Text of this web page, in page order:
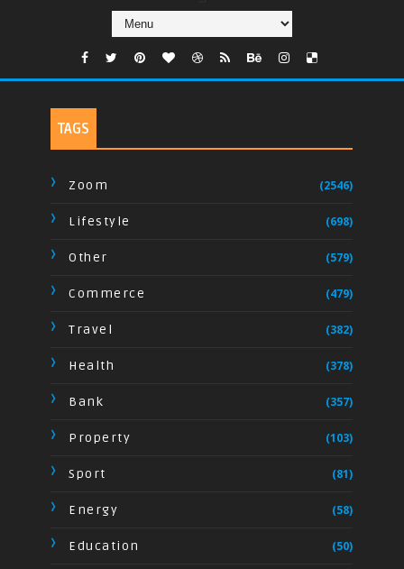
TAGS
Zoom (2546)
Lifestyle (698)
Other (579)
Commerce (479)
Travel (382)
Health (378)
Bank (357)
Property (103)
Sport (81)
Energy (58)
Education (50)